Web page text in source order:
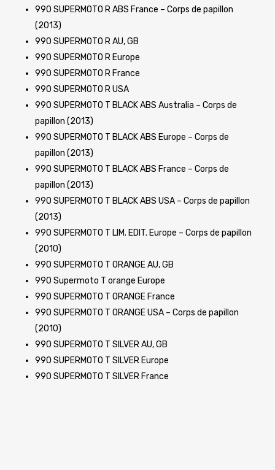
990 SUPERMOTO R ABS France – Corps de papillon
(2013)
990 SUPERMOTO R AU, GB
990 SUPERMOTO R Europe
990 SUPERMOTO R France
990 SUPERMOTO R USA
990 SUPERMOTO T BLACK ABS Australia – Corps de
papillon (2013)
990 SUPERMOTO T BLACK ABS Europe – Corps de
papillon (2013)
990 SUPERMOTO T BLACK ABS France – Corps de
papillon (2013)
990 SUPERMOTO T BLACK ABS USA – Corps de papillon
(2013)
990 SUPERMOTO T LIM. EDIT. Europe – Corps de papillon
(2010)
990 SUPERMOTO T ORANGE AU, GB
990 Supermoto T orange Europe
990 SUPERMOTO T ORANGE France
990 SUPERMOTO T ORANGE USA – Corps de papillon
(2010)
990 SUPERMOTO T SILVER AU, GB
990 SUPERMOTO T SILVER Europe
990 SUPERMOTO T SILVER France